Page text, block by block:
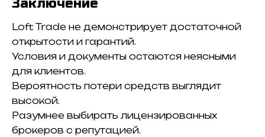
Заключение
Loft Trade не демонстрирует достаточной
открытости и гарантий.
Условия и документы остаются неясными
для клиентов.
Вероятность потери средств выглядит
высокой.
Разумнее выбирать лицензированных
брокеров с репутацией.